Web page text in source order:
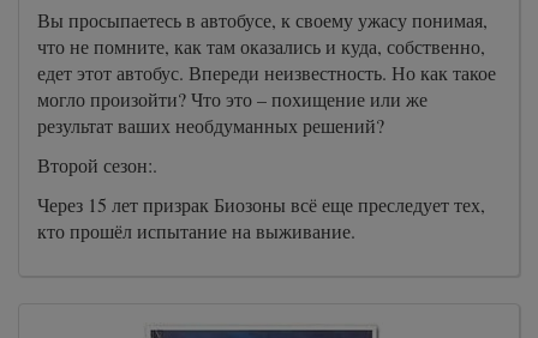
Вы просыпаетесь в автобусе, к своему ужасу понимая,
что не помните, как там оказались и куда, собственно,
едет этот автобус. Впереди неизвестность. Но как такое
могло произойти? Что это – похищение или же
результат ваших необдуманных решений?
Второй сезон:.
Через 15 лет призрак Биозоны всё еще преследует тех,
кто прошёл испытание на выживание.